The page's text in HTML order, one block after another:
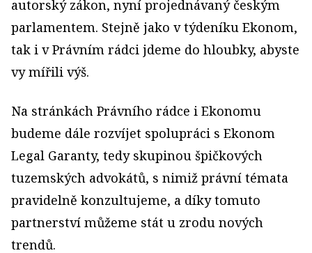
autorský zákon, nyní projednávaný českým
parlamentem. Stejně jako v týdeníku Ekonom,
tak i v Právním rádci jdeme do hloubky, abyste
vy mířili výš.
Na stránkách Právního rádce i Ekonomu
budeme dále rozvíjet spolupráci s Ekonom
Legal Garanty, tedy skupinou špičkových
tuzemských advokátů, s nimiž právní témata
pravidelně konzultujeme, a díky tomuto
partnerství můžeme stát u zrodu nových
trendů.